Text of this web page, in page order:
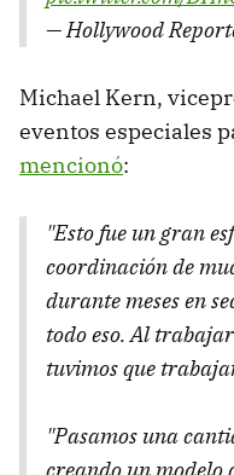
— Hollywood
Michael Kern,
eventos especiales
mencionó:
"Esto fue un gran
coordinación de
durante meses en
todo eso. Al
tuvimos que
"Pasamos una